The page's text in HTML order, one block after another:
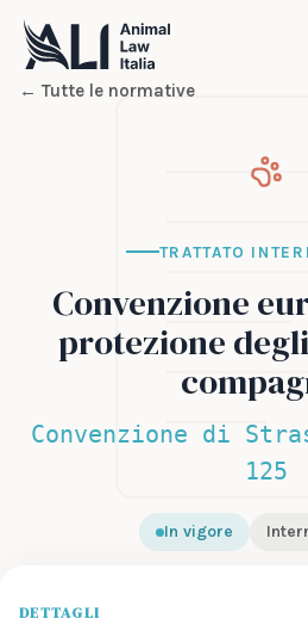
← Tutte le normative
TRATTATO
Convenzione
protezione
Convenzione di
125
In vigore
DETTAGLI